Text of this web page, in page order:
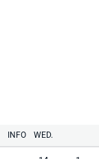
INFO WED.